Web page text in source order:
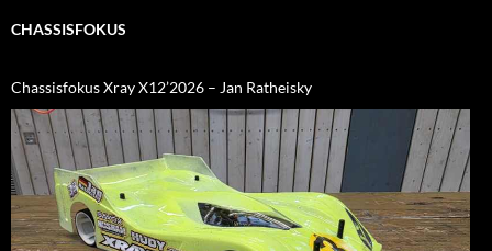
CHASSISFOKUS
Chassisfokus Xray X12’2026 – Jan Ratheisky